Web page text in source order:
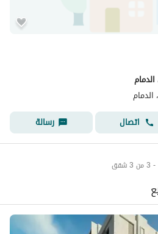
اتصال رسالة